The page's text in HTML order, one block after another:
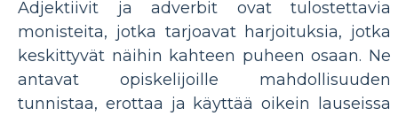
Adjektiivit ja adverbit ovat tulostettavia
monisteita, jotka tarjoavat harjoituksia, jotka
keskittyvät näihin kahteen puheen osaan. Ne
antavat opiskelijoille mahdollisuuden
tunnistaa, erottaa ja käyttää oikein lauseissa